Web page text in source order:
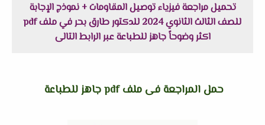
تحميل مراجعة فيزياء توصيل المقاومات + نموذج الإجابة
للصف الثالث الثانوي 2024 للدكتور طارق بحر في ملف pdf
اكثر وضوحاً جاهز للطباعة عبر الرابط التالى
حمل المراجعة فى ملف pdf جاهز للطباعة